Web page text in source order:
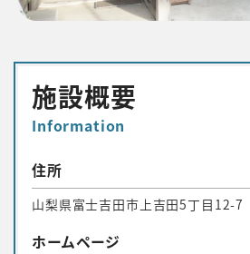
施設概要
Information
住所
山梨県富士吉田市上吉田5丁目12-7
ホームページ